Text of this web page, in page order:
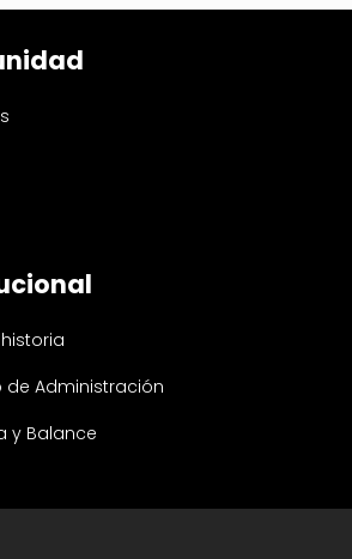
de Administración
y Balance